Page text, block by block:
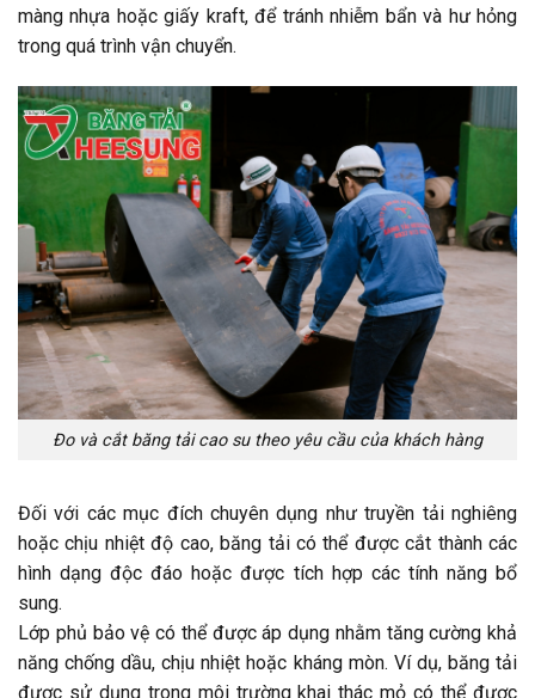
màng nhựa hoặc giấy kraft, để tránh nhiễm bẩn và hư hỏng
trong quá trình vận chuyển.
Đo và cắt băng tải cao su theo yêu cầu của khách hàng
Đối với các mục đích chuyên dụng như truyền tải nghiêng
hoặc chịu nhiệt độ cao, băng tải có thể được cắt thành các
hình dạng độc đáo hoặc được tích hợp các tính năng bổ
sung.
Lớp phủ bảo vệ có thể được áp dụng nhằm tăng cường khả
năng chống dầu, chịu nhiệt hoặc kháng mòn. Ví dụ, băng tải
được sử dụng trong môi trường khai thác mỏ có thể được